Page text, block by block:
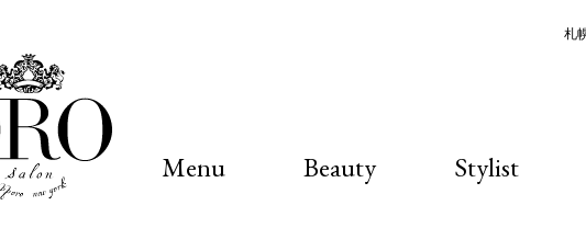
札
Menu Beauty Stylist